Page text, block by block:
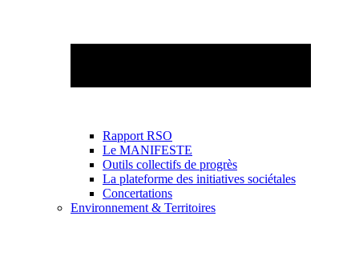
Rapport RSO
Le MANIFESTE
Outils collectifs de progrès
La plateforme des initiatives sociétales
Concertations
Environnement & Territoires